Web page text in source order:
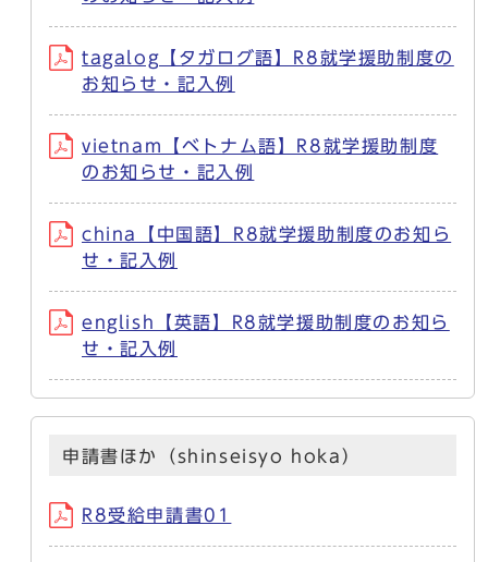
tagalog【タガログ語】R8就学援助制度の
お知らせ・記入例
vietnam【ベトナム語】R8就学援助制度
のお知らせ・記入例
china【中国語】R8就学援助制度のお知ら
せ・記入例
english【英語】R8就学援助制度のお知ら
せ・記入例
申請書ほか（shinseisyo hoka）
R8受給申請書01